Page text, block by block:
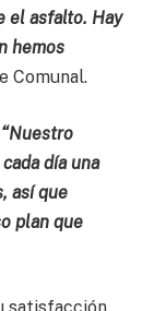
el asfalto. Hay
hemos
Comunal.
“Nuestro
día una
así que
plan que